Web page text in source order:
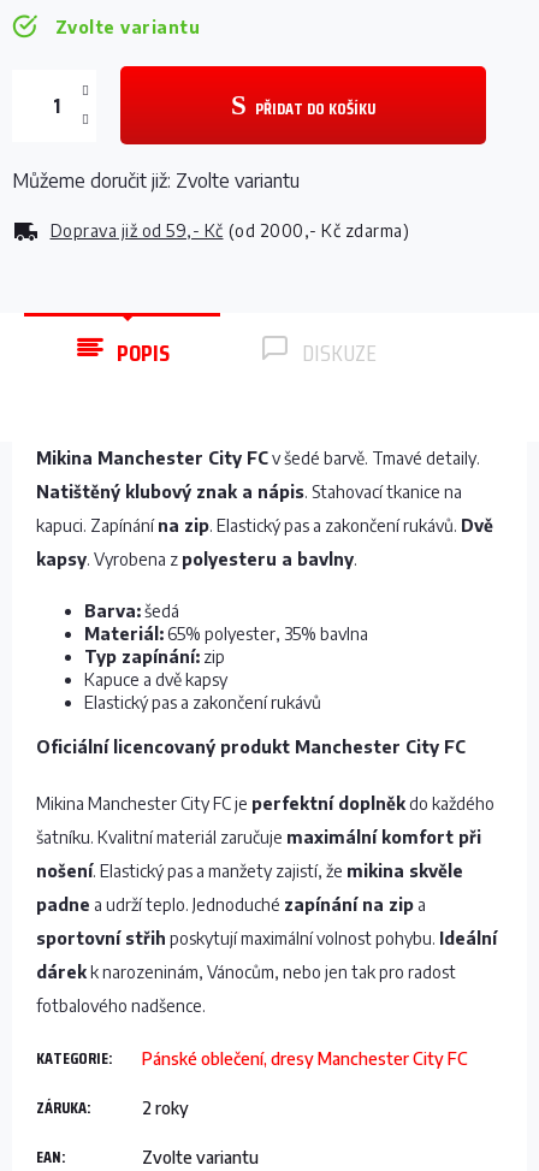
Zvolte variantu
Doprava již od 59,- Kč (od 2000,- Kč zdarma)
PŘIDAT DO KOŠÍKU
Můžeme doručit již: Zvolte variantu
POPIS DISKUZE
Mikina Manchester City FCv šedé barvě. Tmavé detaily.
Natištěný klubový znak a nápis. Stahovací tkanice na
kapuci. Zapínánína zip. Elastický pas a zakončení rukávů. Dvě
kapsy. Vyrobena z polyesteru a bavlny.
Barva:šedá
Materiál:65% polyester, 35% bavlna
Typ zapínání: zip
Kapuce a dvě kapsy
Elastický pas a zakončení rukávů
Oficiální licencovaný produkt Manchester City FC
Mikina Manchester City FC je perfektní doplněkdo každého
šatníku. Kvalitní materiál zaručuje maximální komfort při
nošení. Elastický pas a manžety zajistí, že mikina skvěle
padne a udrží teplo. Jednoduché zapínání na zip a
sportovní střih poskytují maximální volnost pohybu. Ideální
dárekk narozeninám, Vánocům, nebo jen tak pro radost
fotbalového nadšence.
KATEGORIE: Pánské oblečení, dresy Manchester City FC
ZÁRUKA: 2 roky
EAN: Zvolte variantu